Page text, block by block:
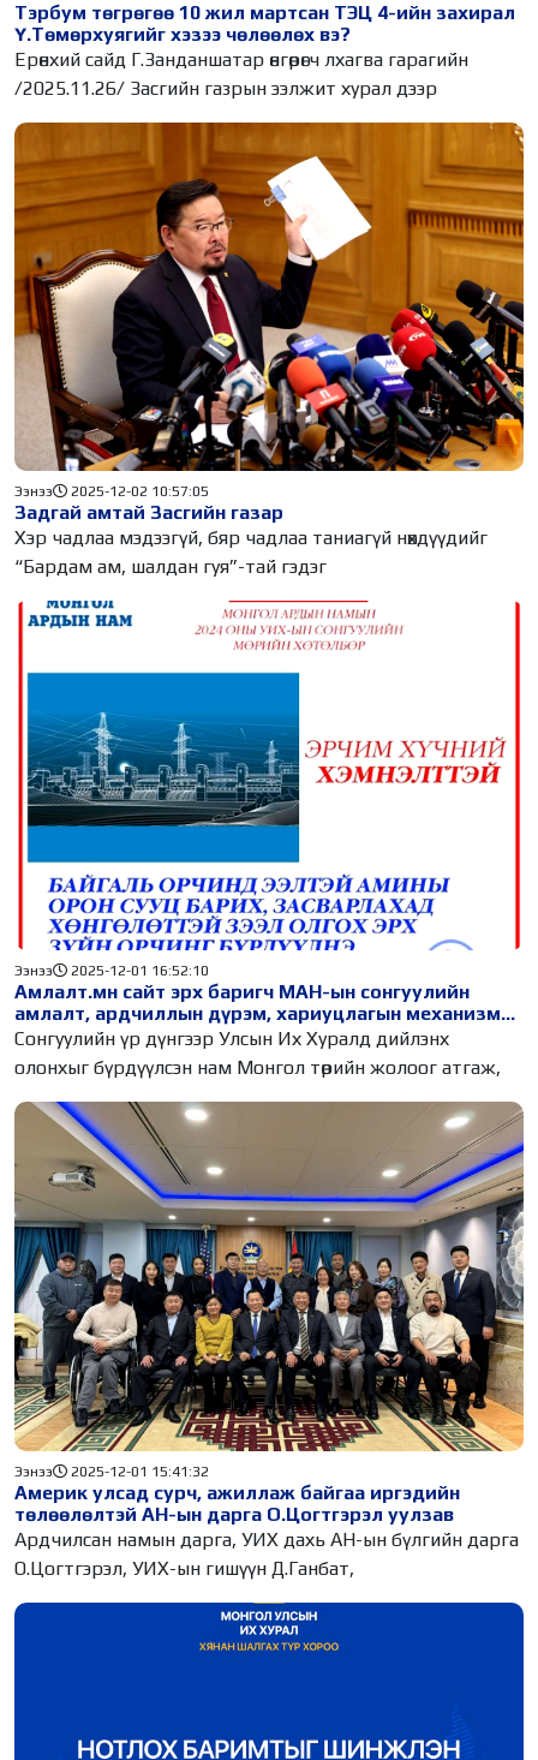
Тэрбум төгрөгөө 10 жил мартсан ТЭЦ 4-ийн захирал
Ү.Төмөрхуягийг хэзээ чөлөөлөх вэ?
Ерөнхий сайд Г.Занданшатар өнгөрөгч лхагва гарагийн
/2025.11.26/ Засгийн газрын ээлжит хурал дээр
Задгай амтай Засгийн газар
Ээнээ 2025-12-02 10:57:05
Хэр чадлаа мэдээгүй, бяр чадлаа таниагүй нөхдүүдийг
“Бардам ам, шалдан гуя”-тай гэдэг
Амлалт.мн сайт эрх баригч МАН-ын сонгуулийн
амлалт, ардчиллын дүрэм, хариуцлагын механизмыг
өдөр бүр сануулж ажиллана...
Ээнээ 2025-12-01 16:52:10
Сонгуулийн үр дүнгээр Улсын Их Хуралд дийлэнх
олонхыг бүрдүүлсэн нам Монгол төрийн жолоог атгаж,
Америк улсад сурч, ажиллаж байгаа иргэдийн
төлөөлөлтэй АН-ын дарга О.Цогтгэрэл уулзав
Ээнээ 2025-12-01 15:41:32
Ардчилсан намын дарга, УИХ дахь АН-ын бүлгийн дарга
О.Цогтгэрэл, УИХ-ын гишүүн Д.Ганбат,